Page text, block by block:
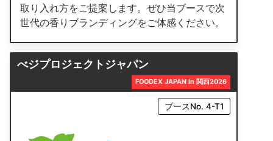
取り入れ方をご提案します。ぜひ当ブースで次
世代の香りブランディングをご体感ください。
べジプロジェクトジャパン
FOODEX JAPAN in 関西2026
ブースNo. 4-T1